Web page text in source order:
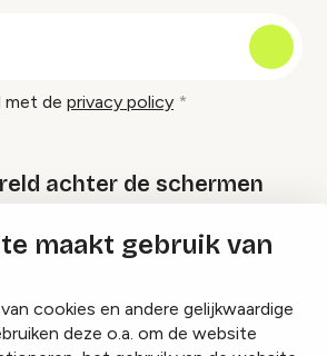
maakt gebruik van
cookies en andere gelijkwaardige
deze o.a. om de website
met de privacy policy
achter de schermen
Festival Specials